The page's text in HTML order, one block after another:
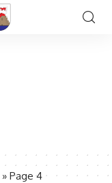
» Page 4